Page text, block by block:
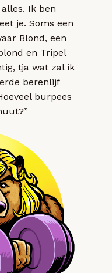
Ik ben
je. Soms een
Blond, een
en Tripel
tja wat zal ik
berenlijf
burpees